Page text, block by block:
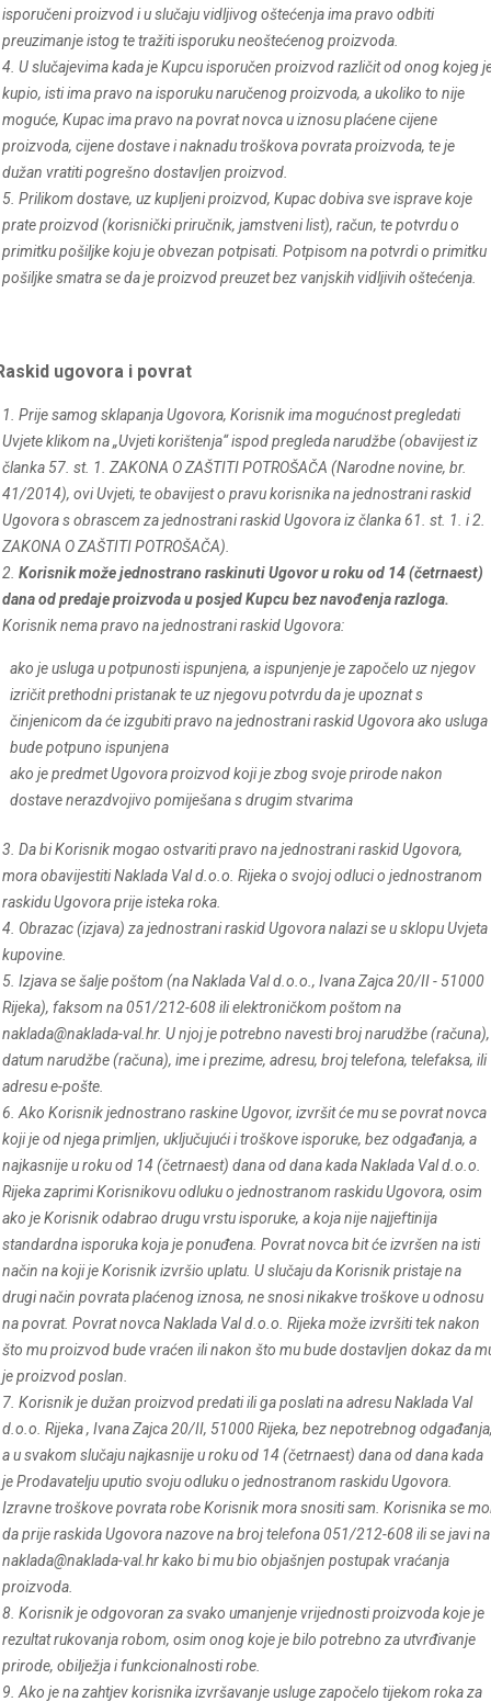
isporučeni proizvod i u slučaju vidljivog oštećenja ima pravo odbiti
preuzimanje istog te tražiti isporuku neoštećenog proizvoda.
4. U slučajevima kada je Kupcu isporučen proizvod različit od onog kojeg
kupio, isti ima pravo na isporuku naručenog proizvoda, a ukoliko to nije
moguće, Kupac ima pravo na povrat novca u iznosu plaćene cijene
proizvoda, cijene dostave i naknadu troškova povrata proizvoda, te je
dužan vratiti pogrešno dostavljen proizvod.
5. Prilikom dostave, uz kupljeni proizvod, Kupac dobiva sve isprave koje
prate proizvod (korisnički priručnik, jamstveni list), račun, te potvrdu o
primitku pošiljke koju je obvezan potpisati. Potpisom na potvrdi o primitku
pošiljke smatra se da je proizvod preuzet bez vanjskih vidljivih oštećenja.
ugovora i povrat
1. Prije samog sklapanja Ugovora, Korisnik ima mogućnost pregledati
Uvjete klikom na „Uvjeti korištenja“ ispod pregleda narudžbe (obavijest iz
članka 57. st. 1. ZAKONA O ZAŠTITI POTROŠAČA (Narodne novine, br.
41/2014), ovi Uvjeti, te obavijest o pravu korisnika na jednostrani raskid
Ugovora s obrascem za jednostrani raskid Ugovora iz članka 61. st. 1. i 2.
ZAKONA O ZAŠTITI POTROŠAČA).
2. Korisnik može jednostrano raskinuti Ugovor u roku od 14 (četrnaest)
dana od predaje proizvoda u posjed Kupcu bez navođenja razloga.
Korisnik nema pravo na jednostrani raskid Ugovora:
ako je usluga u potpunosti ispunjena, a ispunjenje je započelo uz njegov
izričit prethodni pristanak te uz njegovu potvrdu da je upoznat s
činjenicom da će izgubiti pravo na jednostrani raskid Ugovora ako usluga
bude potpuno ispunjena
ako je predmet Ugovora proizvod koji je zbog svoje prirode nakon
dostave nerazdvojivo pomiješana s drugim stvarima
3. Da bi Korisnik mogao ostvariti pravo na jednostrani raskid Ugovora,
mora obavijestiti Naklada Val d.o.o. Rijeka o svojoj odluci o jednostranom
raskidu Ugovora prije isteka roka.
4. Obrazac (izjava) za jednostrani raskid Ugovora nalazi se u sklopu Uvjeta
kupovine.
5. Izjava se šalje poštom (na Naklada Val d.o.o., Ivana Zajca 20/II - 51000
Rijeka), faksom na 051/212-608 ili elektroničkom poštom na
naklada@naklada-val.hr. U njoj je potrebno navesti broj narudžbe (računa),
datum narudžbe (računa), ime i prezime, adresu, broj telefona, telefaksa, ili
adresu e-pošte.
6. Ako Korisnik jednostrano raskine Ugovor, izvršit će mu se povrat novca
koji je od njega primljen, uključujući i troškove isporuke, bez odgađanja, a
najkasnije u roku od 14 (četrnaest) dana od dana kada Naklada Val d.o.o.
Rijeka zaprimi Korisnikovu odluku o jednostranom raskidu Ugovora, osim
ako je Korisnik odabrao drugu vrstu isporuke, a koja nije najjeftinija
standardna isporuka koja je ponuđena. Povrat novca bit će izvršen na isti
način na koji je Korisnik izvršio uplatu. U slučaju da Korisnik pristaje na
drugi način povrata plaćenog iznosa, ne snosi nikakve troškove u odnosu
na povrat. Povrat novca Naklada Val d.o.o. Rijeka može izvršiti tek nakon
što mu proizvod bude vraćen ili nakon što mu bude dostavljen dokaz da
je proizvod poslan.
7. Korisnik je dužan proizvod predati ili ga poslati na adresu Naklada Val
d.o.o. Rijeka , Ivana Zajca 20/II, 51000 Rijeka, bez nepotrebnog
a u svakom slučaju najkasnije u roku od 14 (četrnaest) dana od dana kada
je Prodavatelju uputio svoju odluku o jednostranom raskidu Ugovora.
Izravne troškove povrata robe Korisnik mora snositi sam. Korisnika se
da prije raskida Ugovora nazove na broj telefona 051/212-608 ili se javi na
naklada@naklada-val.hr kako bi mu bio objašnjen postupak vraćanja
proizvoda.
8. Korisnik je odgovoran za svako umanjenje vrijednosti proizvoda koje je
rezultat rukovanja robom, osim onog koje je bilo potrebno za utvrđivanje
prirode, obilježja i funkcionalnosti robe.
9. Ako je na zahtjev korisnika izvršavanje usluge započelo tijekom roka za